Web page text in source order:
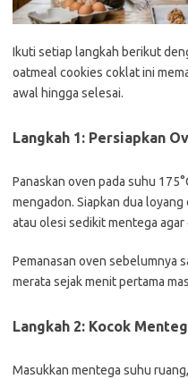
Ikuti setiap langkah berikut
oatmeal cookies coklat ini
awal hingga selesai.
Langkah 1: Persiapkan
Panaskan oven pada suhu
mengadon. Siapkan dua
atau olesi sedikit mentega
Pemanasan oven sebelumnya
merata sejak menit pertama
Langkah 2: Kocok
Masukkan mentega suhu